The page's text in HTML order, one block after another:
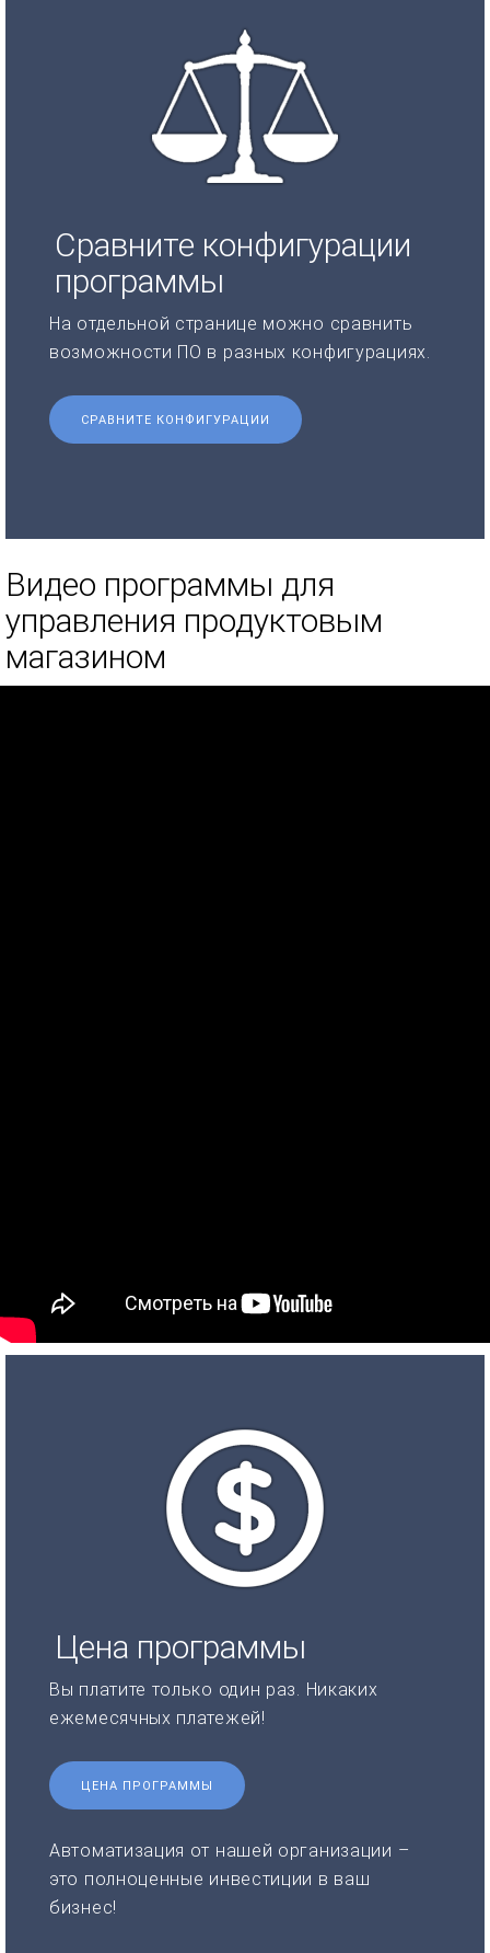
Сравните конфигурации
программы
На отдельной странице можно сравнить
возможности ПО в разных конфигурациях.
СРАВНИТЕ КОНФИГУРАЦИИ
Видео программы для
управления продуктовым
магазином
Цена программы
Вы платите только один раз. Никаких
ежемесячных платежей!
ЦЕНА ПРОГРАММЫ
Автоматизация от нашей организации –
это полноценные инвестиции в ваш
бизнес!